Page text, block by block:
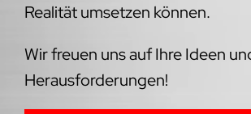
Realität umsetzen können.
Wir freuen uns auf Ihre Ideen
Herausforderungen!